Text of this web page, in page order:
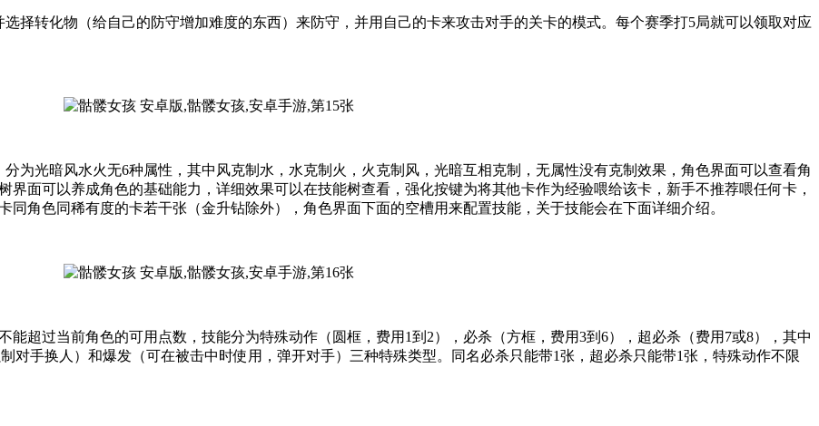
择转化物（给自己的防守增加难度的东西）来防守，并用自己的卡来攻击对手的关卡的模式。每个赛季打5局就可以领取对应
为光暗风水火无6种属性，其中风克制水，水克制火，火克制风，光暗互相克制，无属性没有克制效果，角色界面可以查看角
面可以养成角色的基础能力，详细效果可以在技能树查看，强化按键为将其他卡作为经验喂给该卡，新手不推荐喂任何卡，
角色同稀有度的卡若干张（金升钻除外），角色界面下面的空槽用来配置技能，关于技能会在下面详细介绍。
超过当前角色的可用点数，技能分为特殊动作（圆框，费用1到2），必杀（方框，费用3到6），超必杀（费用7或8），其中
对手换人）和爆发（可在被击中时使用，弹开对手）三种特殊类型。同名必杀只能带1张，超必杀只能带1张，特殊动作不限